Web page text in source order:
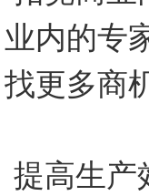
业内的专
找更多商
提高生产